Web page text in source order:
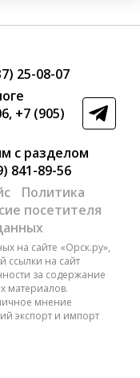
25-08-07
, +7 (905)
с разделом
841-89-56
Политика
посетителя
на сайте «Орск.ру»,
ссылки на сайт
за содержание
материалов.
мнение
экспорт и импорт